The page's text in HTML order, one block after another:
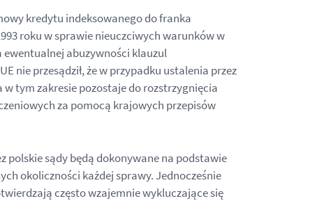
kredytu indeksowanego do franka
roku w sprawie nieuczciwych warunków w
ewentualnej abuzywności klauzul
nie przesądził, że w przypadku ustalenia przez
tym zakresie pozostaje do rozstrzygnięcia
za pomocą krajowych przepisów
polskie sądy będą dokonywane na podstawie
okoliczności każdej sprawy. Jednocześnie
często wzajemnie wykluczające się